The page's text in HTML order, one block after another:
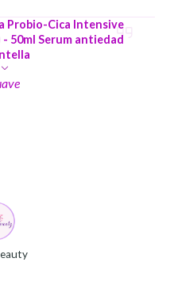
se absorbe rápido y
de que no me generado
positivos :))
Probio-Cica Intensive
- 50ml Serum antiedad